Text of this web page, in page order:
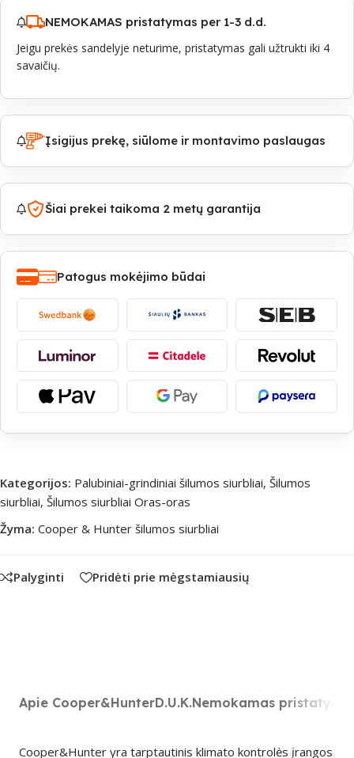
NEMOKAMAS pristatymas per 1-3 d.d.
Jeigu prekės sandelyje neturime, pristatymas gali užtrukti iki 4
savaičių.
Įsigijus prekę, siūlome ir montavimo paslaugas
Šiai prekei taikoma 2 metų garantija
Patogus mokėjimo būdai
Kategorijos: Palubiniai-grindiniai šilumos siurbliai, Šilumos
siurbliai, Šilumos siurbliai Oras-oras
Žyma: Cooper & Hunter šilumos siurbliai
Palyginti Pridėti prie mėgstamiausių
Apie Cooper&HunterD.U.K.Nemokamas
Cooper&Hunter yra tarptautinis klimato kontrolės įrangos